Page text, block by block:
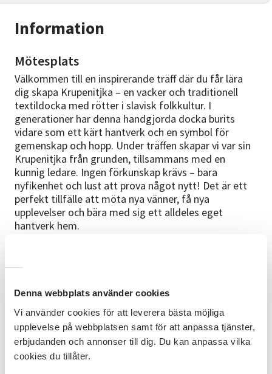
Denna webbplats använder cookies
Vi använder cookies för att leverera bästa möjliga
upplevelse på webbplatsen samt för att anpassa tjänster,
erbjudanden och annonser till dig. Du kan anpassa vilka
cookies du tillåter.
Information
Mötesplats
Välkommen till en inspirerande träff där du får lära
dig skapa Krupenitjka – en vacker och traditionell
textildocka med rötter i slavisk folkkultur. I
generationer har denna handgjorda docka burits
vidare som ett kärt hantverk och en symbol för
gemenskap och hopp. Under träffen skapar vi var sin
Krupenitjka från grunden, tillsammans med en
kunnig ledare. Ingen förkunskap krävs – bara
nyfikenhet och lust att prova något nytt! Det är ett
perfekt tillfälle att möta nya vänner, få nya
upplevelser och bära med sig ett alldeles eget
hantverk hem.
Träffen genomförs vid ett tillfälle: 16 september, kl.
historia och tradition, och skapar sedan vår egen
docka steg för steg med hjälp av ledaren. Vi bjuder
på fika och det finns gott om tid för samtal och
gemenskap.
Studiematerial